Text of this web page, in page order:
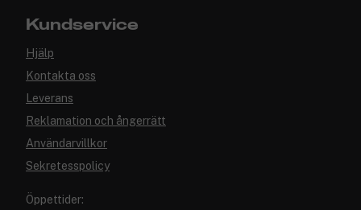
Kundservice
Hjälp
Kontakta oss
Leverans
Reklamation och ångerrätt
Användarvillkor
Sekretesspolicy
Öppettider: